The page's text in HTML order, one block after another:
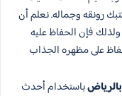
رونقه وجماله. نعلم أن
فإن الحفاظ عليه
على مظهره الجذاب
باستخدام أحدث